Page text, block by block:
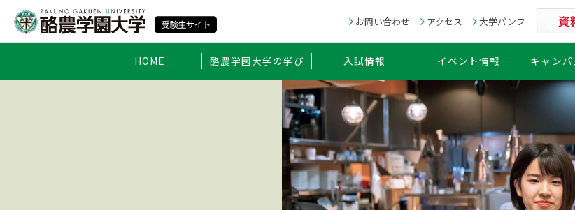
お問い合わせ アクセス 大学パンフ
HOME 酪農学園大学の学び 入試情報 イベント情報 キャンパ